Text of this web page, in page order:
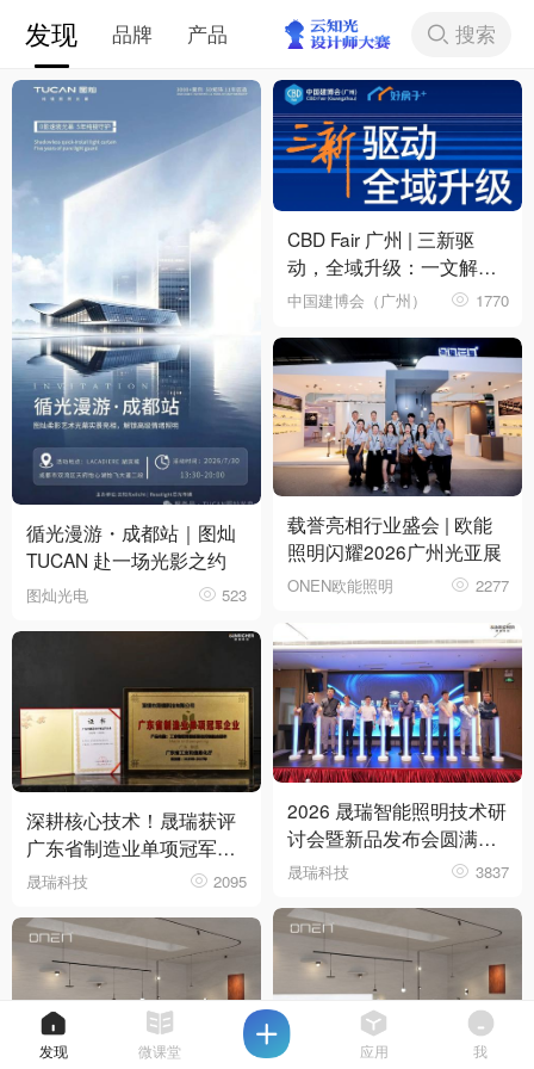
发现 品牌 产品 搜索
下拉刷新
循光漫游・成都站｜图灿
TUCAN 赴一场光影之约
图灿光电 523
深耕核心技术！晟瑞获评
广东省制造业单项冠军企
业
晟瑞科技 2095
CBD Fair 广州 | 三新驱
动，全域升级：一文解锁
第28届中国建博会（广
中国建博会（广州） 1770
载誉亮相行业盛会 | 欧能
照明闪耀2026广州光亚展
ONEN欧能照明 2277
2026 晟瑞智能照明技术研
讨会暨新品发布会圆满落
幕
晟瑞科技 3837
发现 微课堂 应用 我